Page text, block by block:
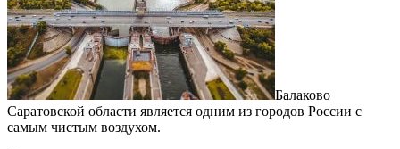
Балаково
Саратовской области является одним из городов России с
самым чистым воздухом.